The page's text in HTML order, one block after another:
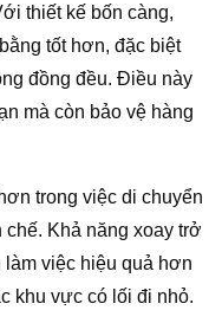
thiết kế bốn càng,
tốt hơn, đặc biệt
đồng đều. Điều này
mà còn bảo vệ hàng
trong việc di chuyển
Khả năng xoay trở
việc hiệu quả hơn
khu vực có lối đi nhỏ.